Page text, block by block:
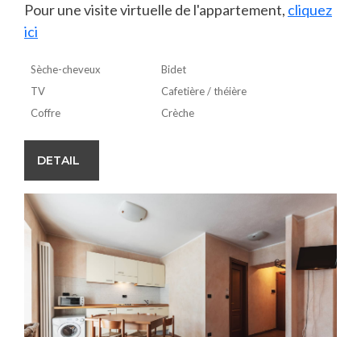
Pour une visite virtuelle de l'appartement, cliquez
ici
Sèche-cheveux
TV
Coffre
Bidet
Cafetière / théière
Crèche
DETAIL